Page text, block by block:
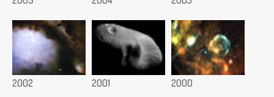
2002 2001 2000